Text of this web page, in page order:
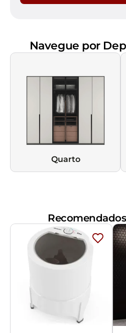
Navegue por
Quarto